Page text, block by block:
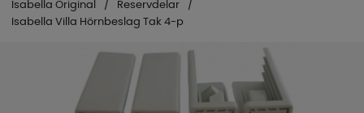
Isabella Original
Reservdelar
Isabella Villa Hörnbeslag Tak 4-p